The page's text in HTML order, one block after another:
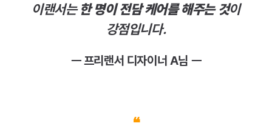
이랜서는한 명이 전담 케어를 해주는 것이
강점입니다.
ㅡ 프리랜서 디자이너 A님 ㅡ
❝